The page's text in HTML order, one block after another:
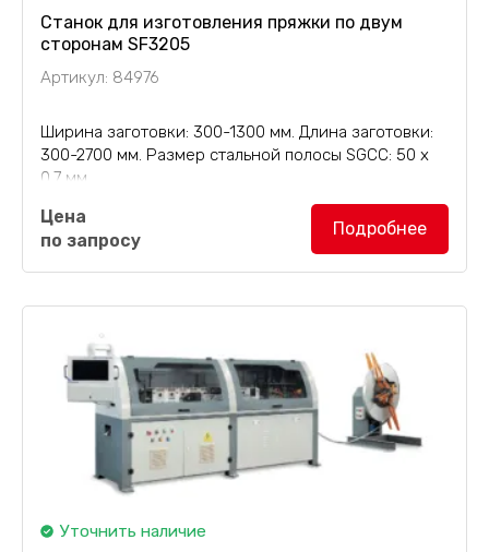
Станок для изготовления пряжки по двум
сторонам SF3205
Артикул: 84976
Ширина заготовки: 300-1300 мм. Длина заготовки:
300-2700 мм. Размер стальной полосы SGCC: 50 х
0.7 мм.
Станок для изготовления пряжки по двум
сторонам SF3205
предназначен для
изготовления и впрессовывания пряжки типа
"мама"...
Цена
по запросу
Подробнее
Уточнить наличие